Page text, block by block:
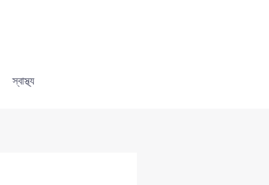
স্বাস্থ্য